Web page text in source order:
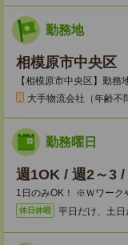
勤務地
相模原市中央区
【相模原市中央区】勤務
大手物流会社（年齢不
勤務曜日
週1OK / 週2～3
1日のみOK！ ※Ｗワーク
休日休暇 平日だけ、土日